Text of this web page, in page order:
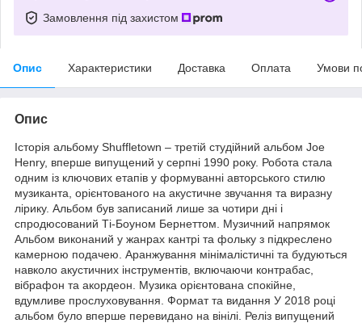
Замовлення під захистом
Опис Характеристики Доставка Оплата Умови
Опис
Історія альбому Shuffletown – третій студійний альбом Joe
Henry, вперше випущений у серпні 1990 року. Робота стала
одним із ключових етапів у формуванні авторського стилю
музиканта, орієнтованого на акустичне звучання та виразну
лірику. Альбом був записаний лише за чотири дні і
спродюсований Ті-Боуном Бернеттом. Музичний напрямок
Альбом виконаний у жанрах кантрі та фольку з підкреслено
камерною подачею. Аранжування мінімалістичні та будуються
навколо акустичних інструментів, включаючи контрабас,
вібрафон та акордеон. Музика орієнтована спокійне,
вдумливе прослуховування. Формат та видання У 2018 році
альбом було вперше перевидано на вінілі. Реліз випущений